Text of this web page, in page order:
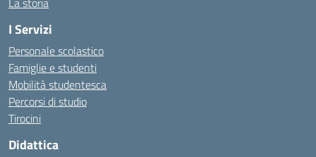
I Servizi
Personale scolastico
Famiglie e studenti
Mobilità studentesca
Percorsi di studio
Tirocini
Didattica